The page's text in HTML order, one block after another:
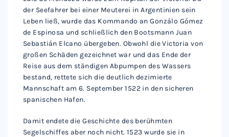
der Seefahrer bei einer Meuterei in Argentinien sein
Leben ließ, wurde das Kommando an Gonzálo Gómez
de Espinosa und schließlich den Bootsmann Juan
Sebastián Elcano übergeben. Obwohl die Victoria von
großen Schäden gezeichnet war und das Ende der
Reise aus dem ständigen Abpumpen des Wassers
bestand, rettete sich die deutlich dezimierte
Mannschaft am 6. September 1522 in den sicheren
spanischen Hafen.
Damit endete die Geschichte des berühmten
Segelschiffes aber noch nicht. 1523 wurde sie in